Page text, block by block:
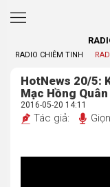
RADIO CHIÊM TINH
HotNews 20/5:
Mạc Hồng
2016-05-20 14:11
Tác giả: